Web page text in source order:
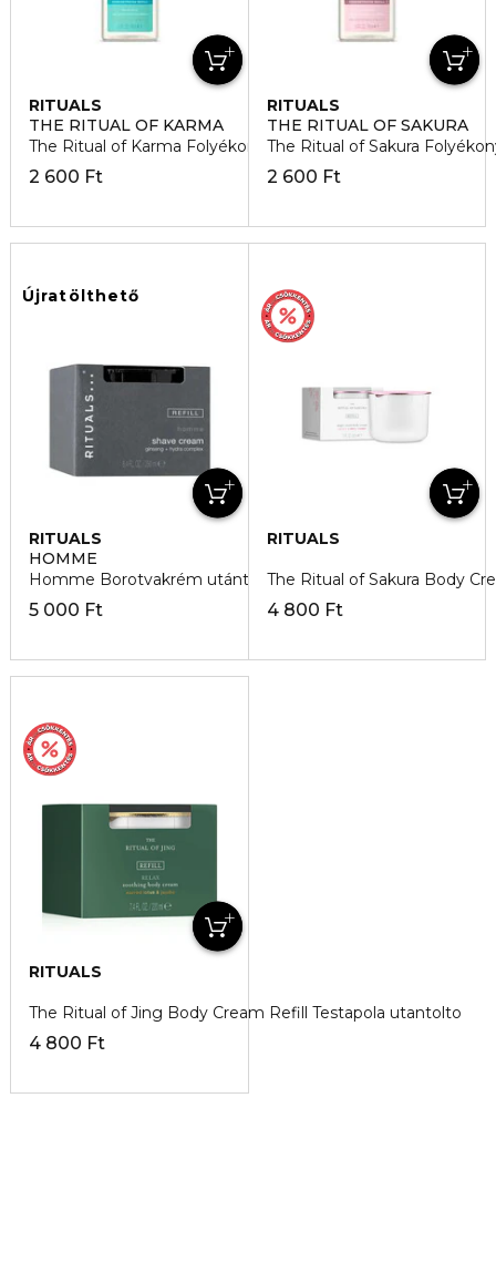
RITUALS
THE RITUAL OF KARMA
The Ritual of Karma Folyékony szappan utántöltő
2 600 Ft
RITUALS
THE RITUAL OF SAKURA
The Ritual of Sakura
2 600 Ft
Újratölthető
RITUALS
HOMME
Homme Borotvakrém utántöltő
5 000 Ft
RITUALS
The Ritual of Sakura Body
4 800 Ft
RITUALS
The Ritual of Jing Body Cream Refill Testapola utantolto
4 800 Ft